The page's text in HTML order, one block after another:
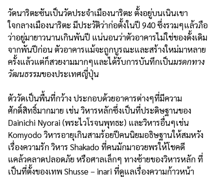
วัดนาริตะซันเป็นวัดประจำเมืองนาริตะ ตั้งอยู่บนเนินเขา
ใจกลางเมืองนาริตะ มีประวัติว่าก่อตั้งในปี 940 ซึ่งรวมๆแล้วภือ
ว่าอยู่มายาวนานเกินพันปี แน่นอนว่าตัวอาคารไม่ใช่ของดั้งเดิม
จากพันปีก่อน ตัวอาคารแม้จะถูกบูรณะและสร้างใหม่มาหลาย
ครั้งแล้วแต่ก็สวยงามมากๆและได้รับการบันทึกเป็นมรดกทาง
วัฒนธรรมของประเทศญี่ปุ่น
ตัววัดเป็นพื้นที่กว้าง ประกอบด้วยอาคารต่างๆที่มีความ
ศักดิ์สิทธิ์มากมาย เช่น วิหารหลักซึ่งเป็นที่ประดิษฐานของ
Dainichi Nyorai (พระไวโรจนพุทธะ) และวิหารอื่นๆเช่น
Komyodo วิหารอายุเกินสามร้อยปีคนนิยมอธิษฐานให้สมหวัง
เรื่องความรัก วิหาร Shakado ที่คนมักมาอวยพรให้โชคดี
แคล้วคลาดปลอดภัย หรือศาลเล็กๆ ทางซ้ายของวิหารหลัก ที่
เป็นที่ตั้งของเทพ Shusse－inari ที่ดูแลเรื่องความก้าวหน้า